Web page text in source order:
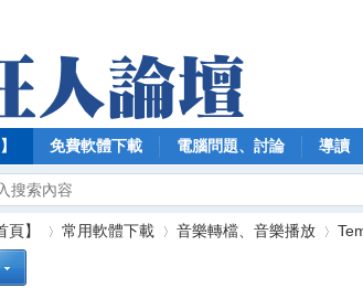
免費軟體下載 電腦問題、討論 導讀
頁】 常用軟體下載 音樂轉檔、音樂播放